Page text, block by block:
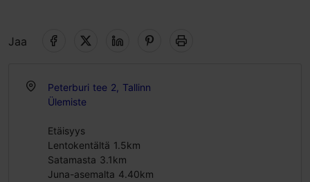
Jaa
Peterburi tee 2, Tallinn
Ülemiste
Etäisyys
Lentokentältä 1.5km
Satamasta 3.1km
Juna-asemalta 4.40km